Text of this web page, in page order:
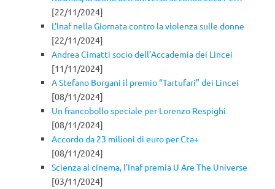
[22/11/2024]
L’Inaf nella Giornata contro la violenza sulle donne
[22/11/2024]
Andrea Cimatti socio dell’Accademia dei Lincei
[11/11/2024]
A Stefano Borgani il premio “Tartufari” dei Lincei
[08/11/2024]
Un francobollo speciale per Lorenzo Respighi
[08/11/2024]
Accordo da 23 milioni di euro per Cta+
[08/11/2024]
Scienza al cinema, l’Inaf premia U Are The Universe
[03/11/2024]